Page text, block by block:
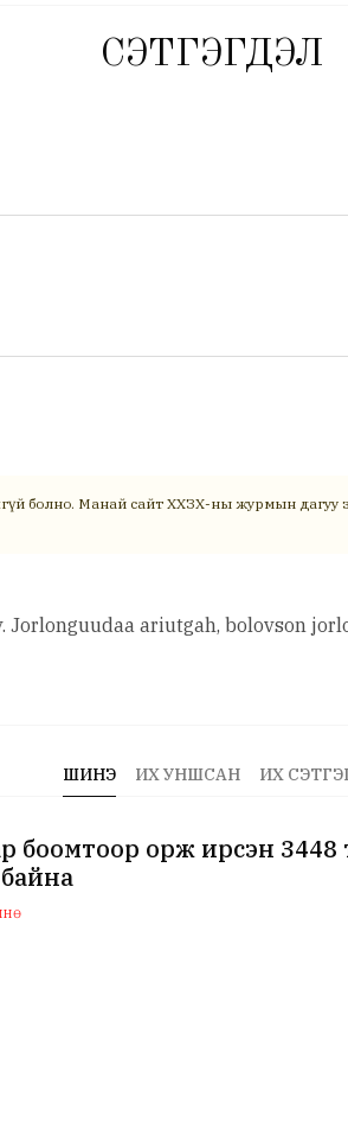
СЭТГЭГДЭЛ
болно. Манай сайт ХХЗХ-ны журмын дагуу
ariutgah, bolovson
ШИНЭ ИХ УНШСАН ИХ
боомтоор орж ирсэн